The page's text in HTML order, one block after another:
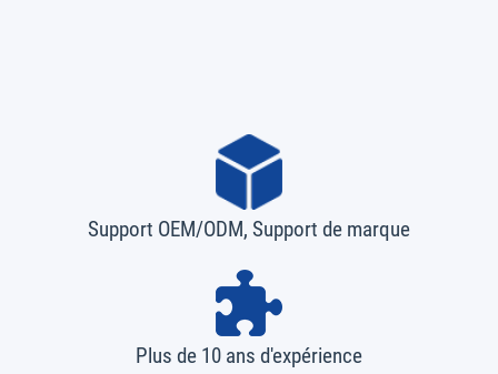
Support OEM/ODM, Support de marque
Plus de 10 ans d'expérience